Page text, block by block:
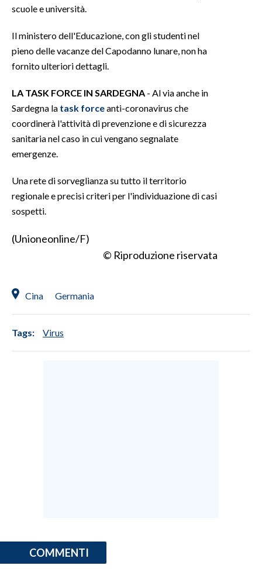
scuole e università.
Il ministero dell'Educazione, con gli studenti nel
pieno delle vacanze del Capodanno lunare, non ha
fornito ulteriori dettagli.
LA TASK FORCE IN SARDEGNA - Al via anche in
Sardegna la task forceanti-coronavirus che
coordinerà l'attività di prevenzione e di sicurezza
sanitaria nel caso in cui vengano segnalate
emergenze.
Una rete di sorveglianza su tutto il territorio
regionale e precisi criteri per l'individuazione di casi
sospetti.
(Unioneonline/F)
© Riproduzione riservata
Cina Germania
Tags: Virus
COMMENTI